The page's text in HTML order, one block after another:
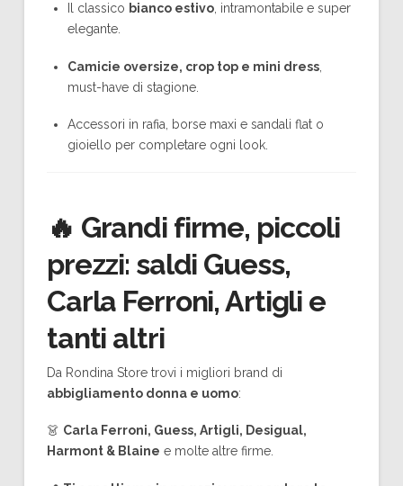
Il classico bianco estivo, intramontabile e super
elegante.
Camicie oversize, crop top e mini dress
must-have di stagione.
Accessori in rafia, borse maxi e sandali flat o
gioiello per completare ogni look.
🔥 Grandi firme, piccoli
prezzi: saldi Guess,
Carla Ferroni, Artigli e
tanti altri
Da Rondina Store trovi i migliori brand di
abbigliamento donna e uomo:
👗 Carla Ferroni, Guess, Artigli, Desigual,
Harmont & Blaine e molte altre firme.